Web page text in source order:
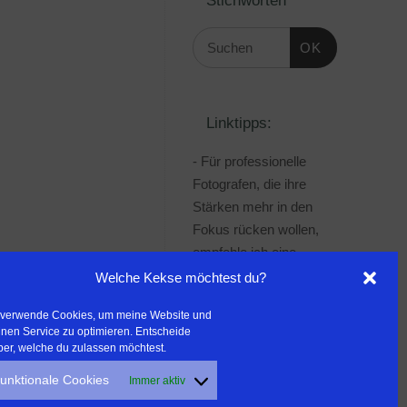
Welche Kekse möchtest du?
verwende Cookies, um meine Website und
Service zu optimieren. Entscheide
welche du zulassen möchtest.
Cookies Immer aktiv
OK
Linktipps:
- Für professionelle
Fotografen, die ihre
Stärken mehr in den
Fokus rücken wollen,
empfehle ich eine
Beratung durch Frau
Wanderfreak.de